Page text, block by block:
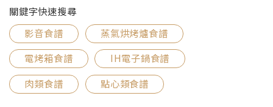
關鍵字快速搜尋
影音食譜
蒸氣烘烤爐食譜
電烤箱食譜
IH電子鍋食譜
肉類食譜
點心類食譜